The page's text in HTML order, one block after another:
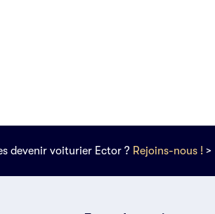
devenir voiturier Ector ? Rejoins-nous ! >